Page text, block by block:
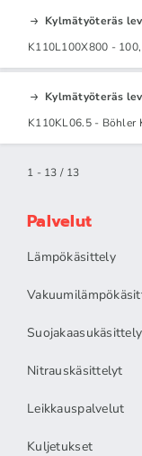
Kylmätyöteräs
K110L100X800 -
Kylmätyöteräs
K110KL06.5 - Böhler
1 - 13 / 13
Palvelut
Lämpökäsittely
Nitrauskäsittelyt
Leikkauspalvelut
Kuljetukset